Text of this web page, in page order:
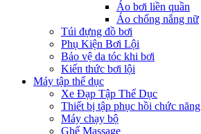
Áo bơi liền quần
Áo chống nắng nữ
Túi đựng đồ bơi
Phụ Kiện Bơi Lội
Bảo vệ da tóc khi bơi
Kiến thức bơi lội
Máy tập thể dục
Xe Đạp Tập Thể Dục
Thiết bị tập phục hồi chức năng
Máy chạy bộ
Ghế Massage